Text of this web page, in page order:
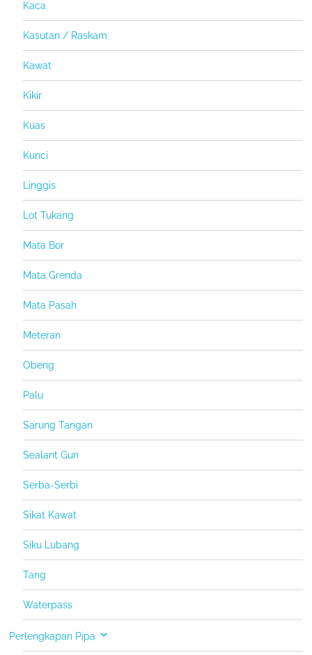
Kaca
Kasutan / Raskam
Kawat
Kikir
Kuas
Kunci
Linggis
Lot Tukang
Mata Bor
Mata Grenda
Mata Pasah
Meteran
Obeng
Palu
Sarung Tangan
Sealant Gun
Serba-Serbi
Sikat Kawat
Siku Lubang
Tang
Waterpass
Perlengkapan Pipa